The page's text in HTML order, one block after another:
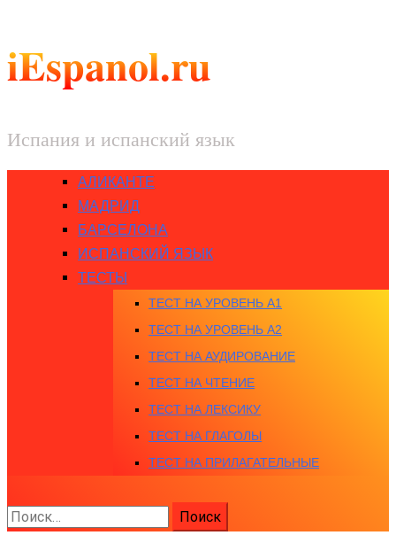
iEspanol.ru
Испания и испанский язык
АЛИКАНТЕ
МАДРИД
БАРСЕЛОНА
ИСПАНСКИЙ ЯЗЫК
ТЕСТЫ
ТЕСТ НА УРОВЕНЬ A1
ТЕСТ НА УРОВЕНЬ A2
ТЕСТ НА АУДИРОВАНИЕ
ТЕСТ НА ЧТЕНИЕ
ТЕСТ НА ЛЕКСИКУ
ТЕСТ НА ГЛАГОЛЫ
ТЕСТ НА ПРИЛАГАТЕЛЬНЫЕ
Найти: